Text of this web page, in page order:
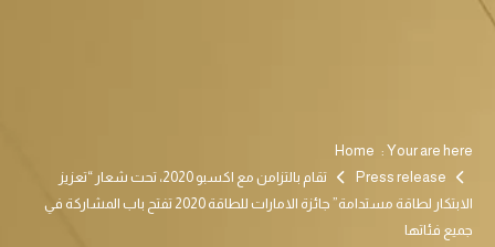
Your are here :
Home
Press release
تقام بالتزامن مع اكسبو 2020، تحت شعار “تعزيز
الابتكار لطاقة مستدامة” جائزة الامارات للطاقة 2020 تفتح باب المشاركة في
جميع فئاتها